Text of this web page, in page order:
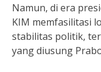
Namun, di era
KIM memfasilitasi
stabilitas politik,
yang diusung